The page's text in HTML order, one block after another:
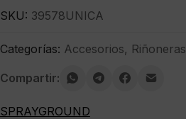
SKU: 39578UNICA
Categorías: Accesorios, Riñoneras
Compartir:
SPRAYGROUND